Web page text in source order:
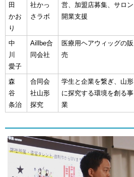
田
かお
り
社かっ
さラボ
営、加盟店募集、サロン
開業支援
中
川
愛子
Aillbe合
同会社
医療用ヘアウィッグの販
売
森
谷
条治
合同会
社山形
探究
学生と企業を繋ぎ、山形
に探究する環境を創る事
業